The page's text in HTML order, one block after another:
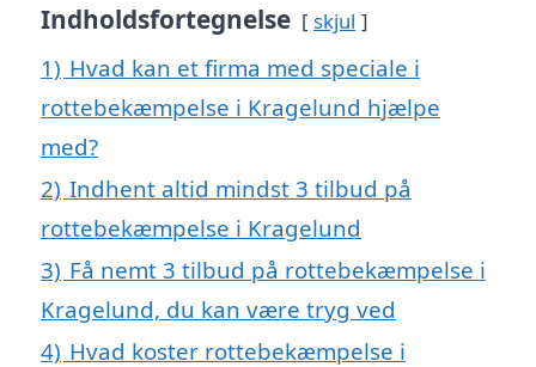
Indholdsfortegnelse skjul
1) Hvad kan et firma med speciale i
rottebekæmpelse i Kragelund hjælpe
med?
2) Indhent altid mindst 3 tilbud på
rottebekæmpelse i Kragelund
3) Få nemt 3 tilbud på rottebekæmpelse i
Kragelund, du kan være tryg ved
4) Hvad koster rottebekæmpelse i